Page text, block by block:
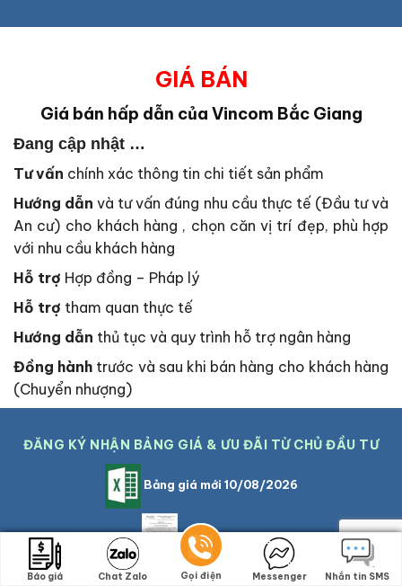
GIÁ BÁN
Giá bán hấp dẫn của Vincom Bắc Giang
Đang cập nhật …
Tư vấn chính xác thông tin chi tiết sản phẩm
Hướng dẫn và tư vấn đúng nhu cầu thực tế (Đầu tư và
An cư) cho khách hàng , chọn căn vị trí đẹp, phù hợp
với nhu cầu khách hàng
Hỗ trợ Hợp đồng – Pháp lý
Hỗ trợ tham quan thực tế
Hướng dẫn thủ tục và quy trình hỗ trợ ngân hàng
Đồng hành trước và sau khi bán hàng cho khách hàng
(Chuyển nhượng)
ĐĂNG KÝ NHẬN BẢNG GIÁ & ƯU ĐÃI TỪ CHỦ ĐẦU TƯ
Bảng giá mới 10/08/2026
Hồ sơ pháp lý
Báo giá Chat Zalo Gọi điện Messenger Nhắn tin SMS
Báo giá Chat Zalo Gọi điện Messenger Nhắn tin SMS